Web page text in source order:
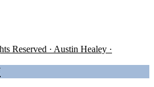
Reserved · Austin Healey ·